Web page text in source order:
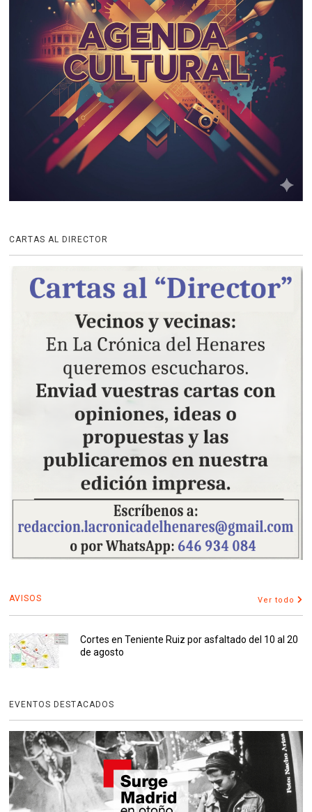
CARTAS AL DIRECTOR
AVISOS Ver todo
Cortes en Teniente Ruiz por asfaltado del 10 al 20
de agosto
EVENTOS DESTACADOS